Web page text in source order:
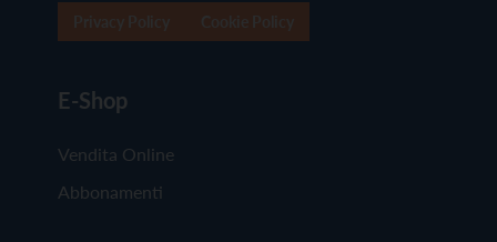
E-Shop
Vendita Online
Abbonamenti